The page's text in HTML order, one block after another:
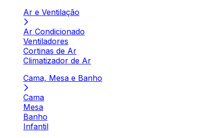
Ar e Ventilação
Ar Condicionado
Ventiladores
Cortinas de Ar
Climatizador de Ar
Cama, Mesa e Banho
Cama
Mesa
Banho
Infantil